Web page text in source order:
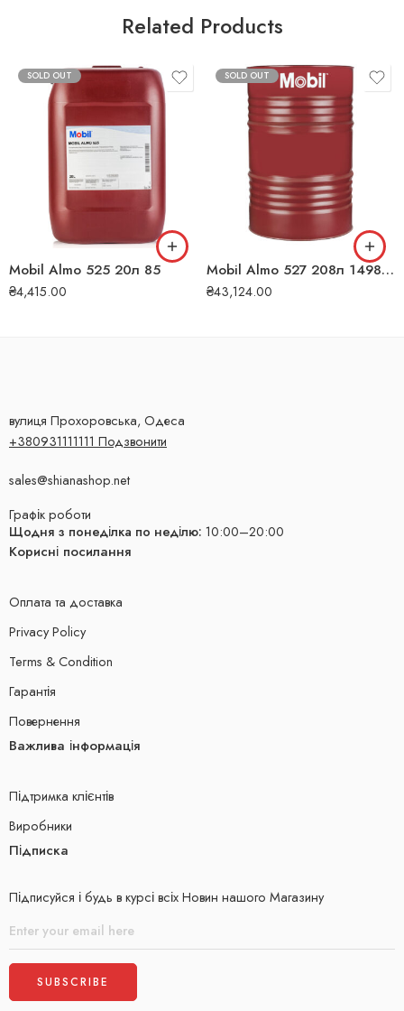
Related Products
SOLD OUT
Mobil Almo 525 20л 85
₴4,415.00
SOLD OUT
Mobil Almo 527 208л 149871
₴43,124.00
вулиця Прохоровська, Одеса
+380931111111 Подзвонити
sales@shianashop.net
Графік роботи
Щодня з понеділка по неділю: 10:00–20:00
Корисні посилання
Оплата та доставка
Privacy Policy
Terms & Condition
Гарантія
Повернення
Важлива інформація
Підтримка клієнтів
Виробники
Підписка
Підписуйся і будь в курсі всіх Новин нашого Магазину